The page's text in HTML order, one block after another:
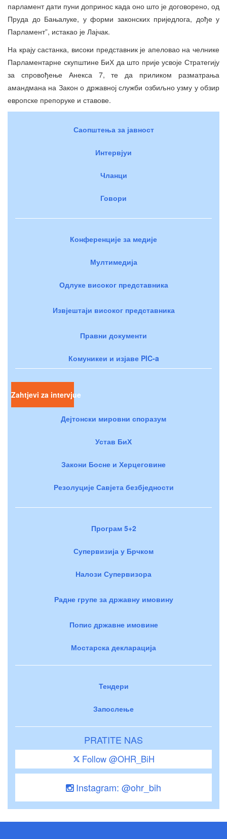
парламент дати пуни допринос када оно што је договорено, од
Пруда до Бањалуке, у форми законских приједлога, дође у
Парламент”, истакао је Лајчак.
На крају састанка, високи представник је апеловао на челнике
Парламентарне скупштине БиХ да што прије усвоје Стратегију
за спровођење Анекса 7, те да приликом разматрања
амандмана на Закон о државној служби озбиљно узму у обзир
европске препоруке и ставове.
Саопштења за јавност
Интервјуи
Чланци
Говори
Конференције за медије
Мултимедија
Одлуке високог представника
Извјештаји високог представника
Правни документи
Комуникеи и изјаве PIC-a
Zahtjevi za intervjue
Дејтонски мировни споразум
Устав БиХ
Закони Босне и Херцеговине
Резолуције Савјета безбједности
Програм 5+2
Супервизија у Брчком
Налози Супервизора
Радне групе за државну имовину
Попис државне имовине
Мостарска декларација
Тендери
Запослење
PRATITE NAS
Follow @OHR_BiH
Instagram: @ohr_bih